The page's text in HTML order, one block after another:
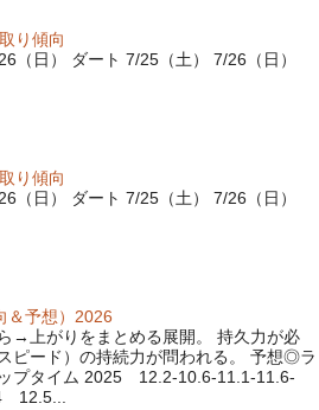
り傾向
（日） ダート 7/25（土） 7/26（日）
り傾向
（日） ダート 7/25（土） 7/26（日）
＆予想）2026
→上がりをまとめる展開。 持久力が必
ピード）の持続力が問われる。 予想◎ラ
プタイム 2025 12.2-10.6-11.1-11.6-
12.5...